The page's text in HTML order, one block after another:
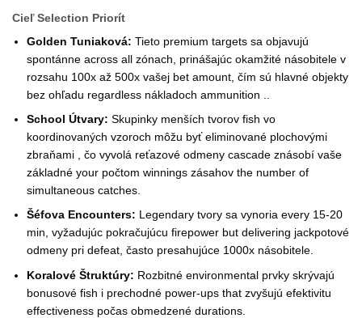
Cieľ Selection Priorít
Golden Tuniaková: Tieto premium targets sa objavujú
spontánne across all zónach, prinášajúc okamžité násobitele v
rozsahu 100x až 500x vašej bet amount, čím sú hlavné objekty
bez ohľadu regardless nákladoch ammunition ..
School Útvary: Skupinky menších tvorov fish vo
koordinovaných vzoroch môžu byť eliminované plochovými
zbraňami , čo vyvolá reťazové odmeny cascade znásobí vaše
základné your počtom winnings zásahov the number of
simultaneous catches.
Šéfova Encounters: Legendary tvory sa vynoria every 15-20
min, vyžadujúc pokračujúcu firepower but delivering jackpotové
odmeny pri defeat, často presahujúce 1000x násobitele.
Koralové Štruktúry: Rozbitné environmental prvky skrývajú
bonusové fish i prechodné power-ups that zvyšujú efektivitu
effectiveness počas obmedzené durations.